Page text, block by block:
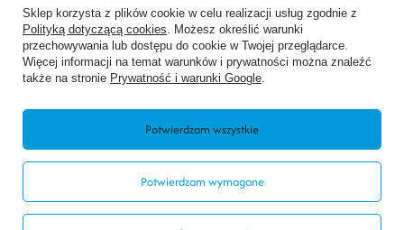
Chcę zareklamować produkt
Chcę zwrócić produkt
Chcę wymienić produkt
Kontakt
Sklep korzysta z plików cookie w celu realizacji usług zgodnie z
Polityką dotyczącą cookies. Możesz określić warunki
przechowywania lub dostępu do cookie w Twojej przeglądarce.
Więcej informacji na temat warunków i prywatności można znaleźć
także na stronie Prywatność i warunki Google.
Potwierdzam wymagane
Potwierdzam wszystkie